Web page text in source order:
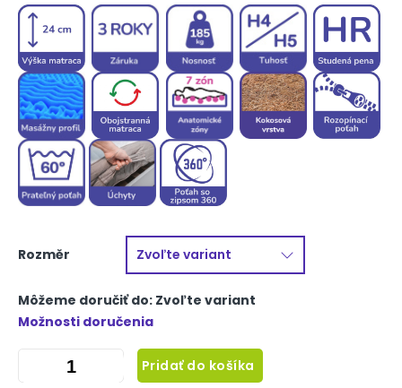
Rozměr
Môžeme doručiť do: Zvoľte variant
Možnosti doručenia
Pridať do košíka